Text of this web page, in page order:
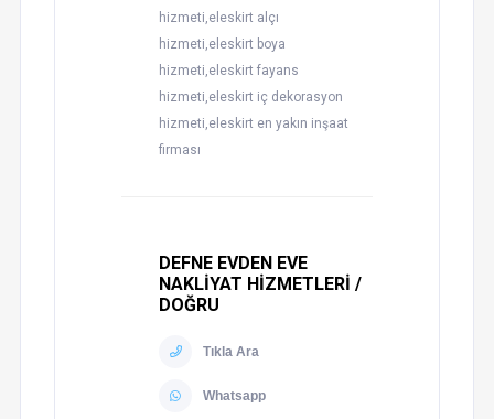
hizmeti,eleskirt alçı
hizmeti,eleskirt boya
hizmeti,eleskirt fayans
hizmeti,eleskirt iç dekorasyon
hizmeti,eleskirt en yakın inşaat
firması
DEFNE EVDEN EVE
NAKLİYAT HİZMETLERİ /
DOĞRU
Tıkla Ara
Whatsapp